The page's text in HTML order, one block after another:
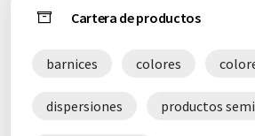
Cartera de productos
barnices colores
dispersiones productos